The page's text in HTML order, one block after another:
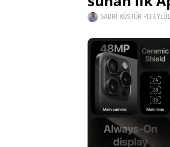
SABRI KÜSTÜR 13